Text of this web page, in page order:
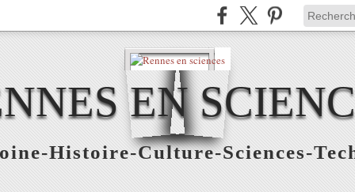
EN
Histoire-Culture-Sciences-